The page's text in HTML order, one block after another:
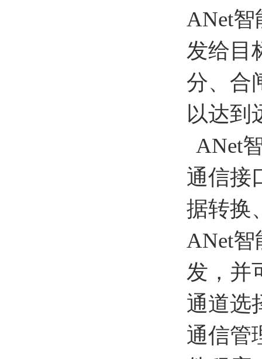
ANet
发给目
分、合
以达到
ANet
通信接
据转换
ANet
发，并
通道选
通信管